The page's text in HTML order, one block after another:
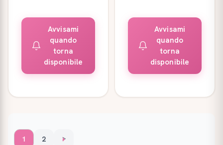
Avvisami
quando
torna
disponibile
Avvisami
quando
torna
disponibile
1 2 >